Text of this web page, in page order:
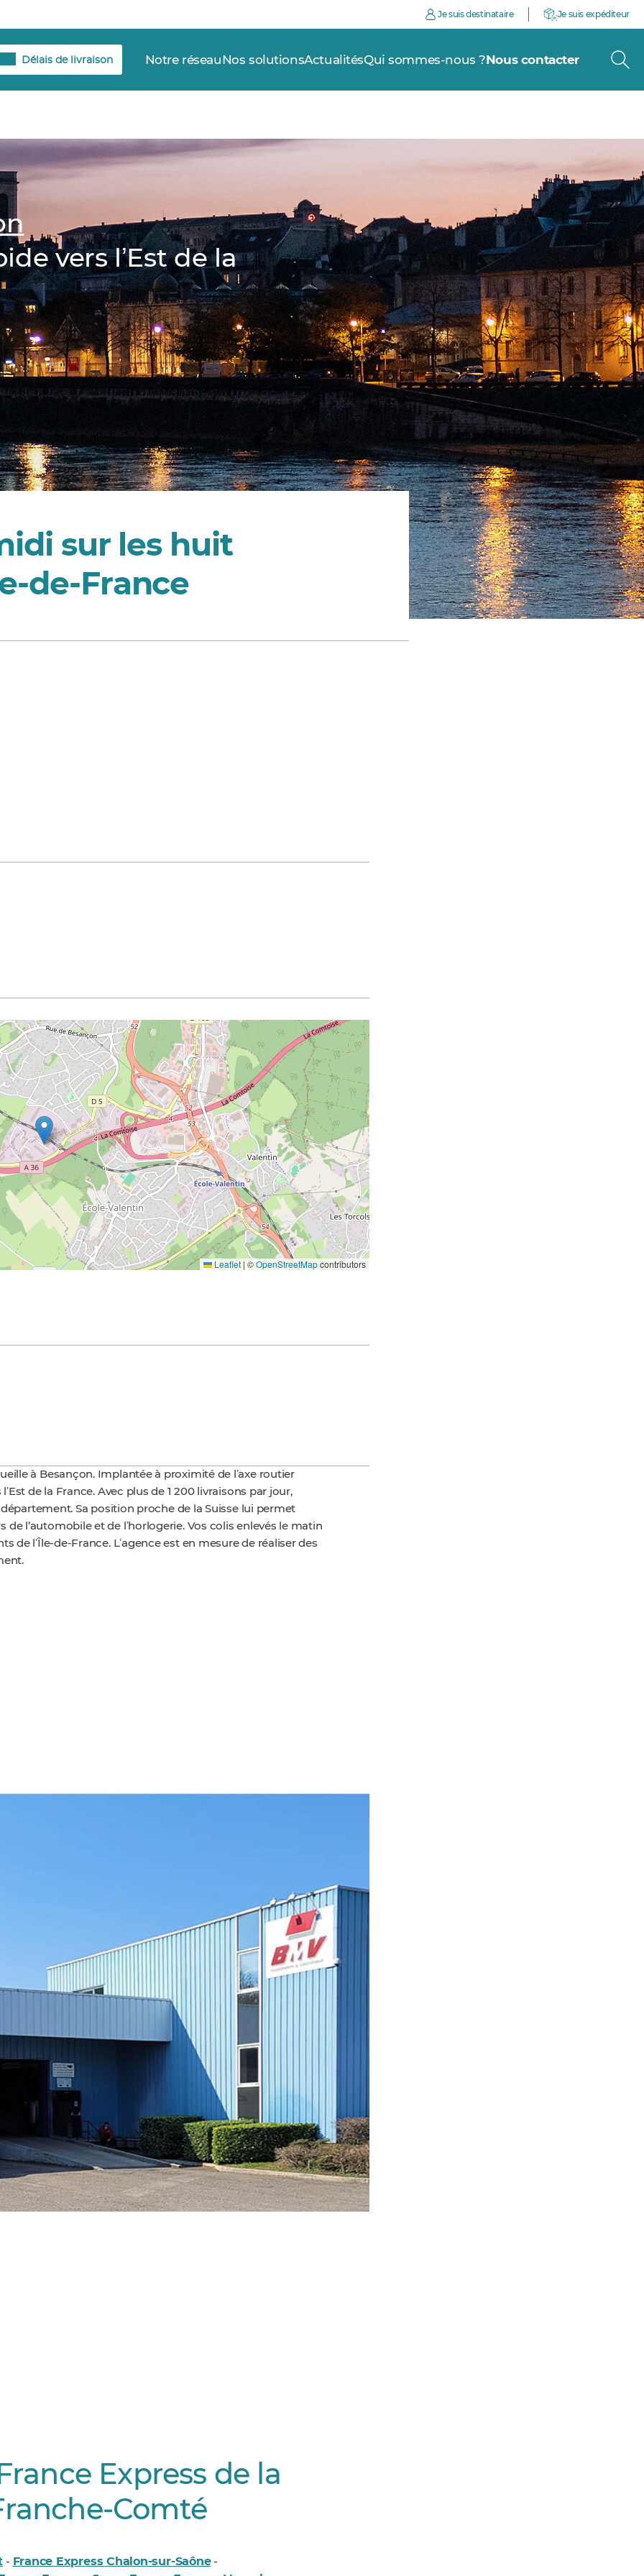
Je suis destinataire Je suis expéditeur
Délais de livraison Notre réseau Nos solutionsActualitésQui sommes-nous ? Nous contacter
vers lʼEst de la
sur les huit
de-France
à Besançon. Implantée à proximité de lʼaxe routier
de la France. Avec plus de 1 200 livraisons par jour,
Sa position proche de la Suisse lui permet
l’automobile et de lʼhorlogerie. Vos colis enlevés le matin
de lʼÎle-de-France. Lʼagence est en mesure de réaliser des
Express de la
Comté
- France Express Chalon-sur-Saône-
Leaflet | ©OpenStreetMapcontributors